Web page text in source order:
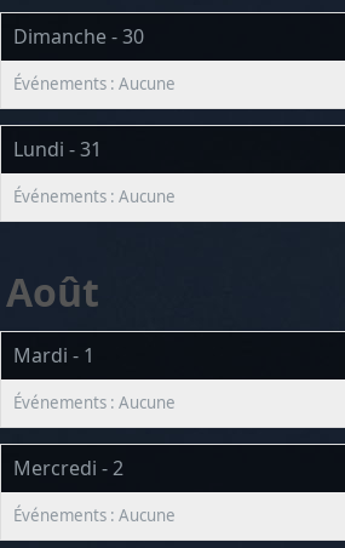
Dimanche - 30
Lundi - 31
Août
Mardi - 1
Mercredi - 2